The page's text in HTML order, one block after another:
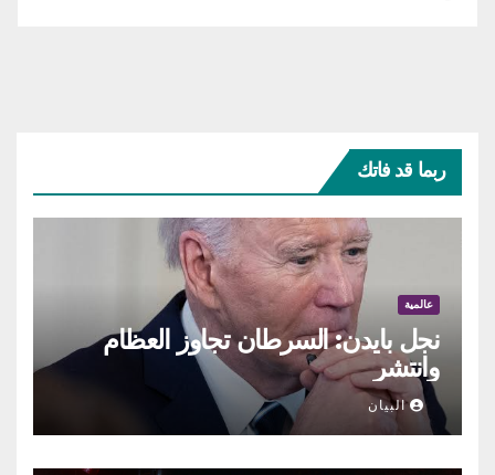
ربما قد فاتك
عالمية
نجل بايدن: السرطان تجاوز العظام
وانتشر
البيان